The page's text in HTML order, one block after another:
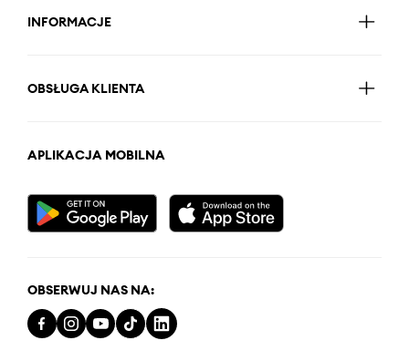
INFORMACJE
OBSŁUGA KLIENTA
APLIKACJA MOBILNA
OBSERWUJ NAS NA: